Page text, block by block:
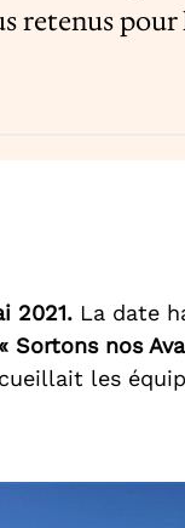
retenus pour
2021. La date
« Sortons nos
les